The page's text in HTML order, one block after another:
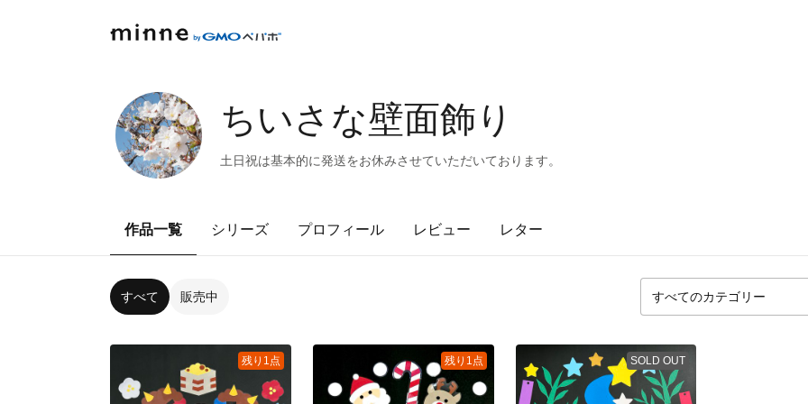
ちいさな壁面飾り
土日祝は基本的に発送をお休みさせていただいております。
作品一覧 シリーズ プロフィール レビュー レター
すべて 販売中
残り1点 残り1点 SOLD OUT